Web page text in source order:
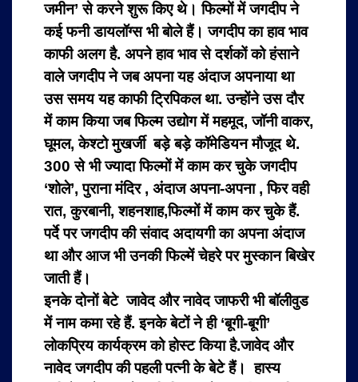
जमीन’ से करने शुरू किए थे। फिल्मों में जगदीप ने
कई फनी डायलॉग्स भी बोले हैं। जगदीप का हाव भाव
काफी अलग है. अपने हाव भाव से दर्शकों को हंसाने
वाले जगदीप ने जब अपना यह अंदाज अपनाया था
उस समय यह काफी ट्रिपिकल था. उन्होंने उस दौर
में काम किया जब फिल्म उद्योग में महमूद, जॉनी वाकर,
घूमल, केश्टो मुखर्जी बड़े बड़े कॉमेडियन मौजूद थे.
300 से भी ज्यादा फिल्मों में काम कर चुके जगदीप
‘शोले’, पुराना मंदिर , अंदाज अपना-अपना , फिर वही
रात, कुरबानी, शहनशाह,फिल्मों में काम कर चुके हैं.
पर्दे पर जगदीप की संवाद अदायगी का अपना अंदाज
था और आज भी उनकी फिल्में चेहरे पर मुस्कान बिखेर
जाती हैं।
इनके दोनों बेटे जावेद और नावेद जाफरी भी बॉलीवुड
में नाम कमा रहे हैं. इनके बेटों ने ही ‘बूगी-बूगी’
लोकप्रिय कार्यक्रम को होस्ट किया है.जावेद और
नावेद जगदीप की पहली पत्नी के बेटे हैं।
हास्य